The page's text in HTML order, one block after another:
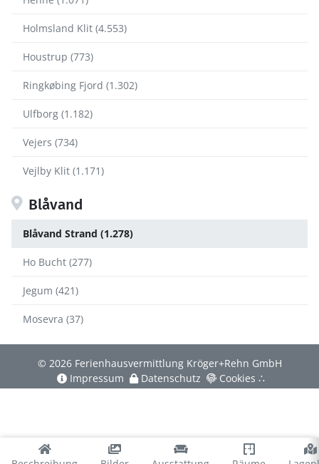
Holmsland Klit (4.553)
Houstrup (773)
Ringkøbing Fjord (1.302)
Ulfborg (1.182)
Vejers (734)
Vejlby Klit (1.171)
Blåvand
Blåvand Strand (1.278)
Ho Bucht (277)
Jegum (421)
Mosevra (37)
© 2026 Ferienhausvermittlung Kröger+Rehn GmbH
Impressum
Datenschutz Cookies ∴